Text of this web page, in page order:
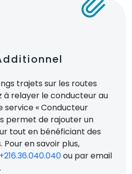
trajets sur les routes
à relayer le conducteur au
« Conducteur
permet de rajouter un
tout en bénéficiant des
en savoir plus,
+216.36.040.040ou par email
.